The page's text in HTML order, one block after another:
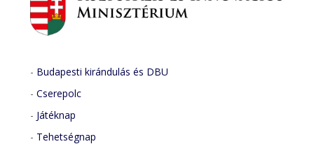
- Budapesti kirándulás és DBU
-Cserepolc
- Játéknap
- Tehetségnap